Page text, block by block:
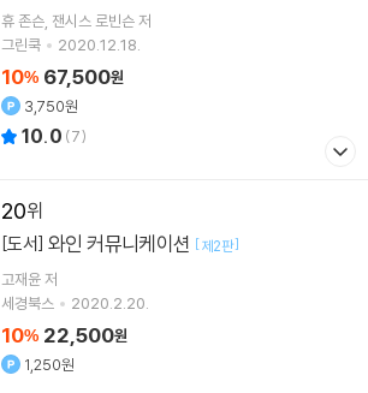
휴 존슨 잰시스 로빈슨저
그린쿡
2020.12.18.
10% 67,500원
3,750원
10.0 (7)
20
[도서] 와인 커뮤니케이션 [제2판]
고재윤저
세경북스
2020.2.20.
10% 22,500원
1,250원